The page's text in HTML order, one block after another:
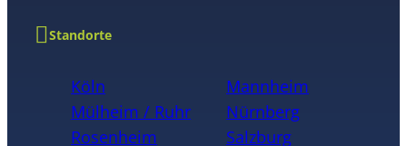
Standorte
Köln
Mannheim
Mülheim / Ruhr
Nürnberg
Rosenheim
Salzburg